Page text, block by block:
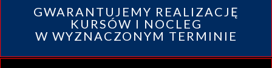
GWARANTUJEMY REALIZACJĘ
KURSÓW I NOCLEG
W WYZNACZONYM TERMINIE